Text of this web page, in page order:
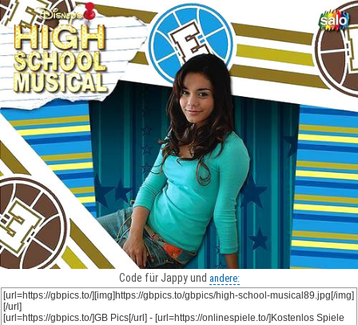
Code für Jappy und andere: